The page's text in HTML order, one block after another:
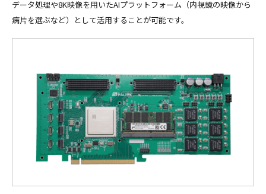
データ処理や8K映像を用いたAIプラットフォーム（内視鏡の映像から
病片を選ぶなど）として活用することが可能です。